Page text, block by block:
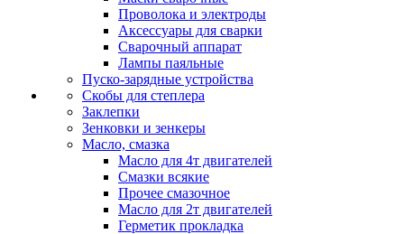
Проволока и электроды
Аксессуары для сварки
Сварочный аппарат
Лампы паяльные
Пуско-зарядные устройства
Скобы для степлера
Заклепки
Зенковки и зенкеры
Масло, смазка
Масло для 4т двигателей
Смазки всякие
Прочее смазочное
Масло для 2т двигателей
Герметик прокладка